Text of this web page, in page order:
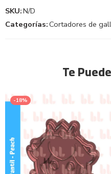
SKU:N/D
Categorías:Cortadores de
Te
-18%